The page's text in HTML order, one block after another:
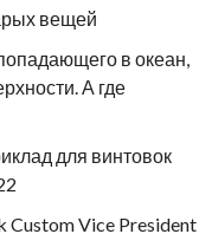
вещей
в океан,
А где
для винтовок
Custom Vice President